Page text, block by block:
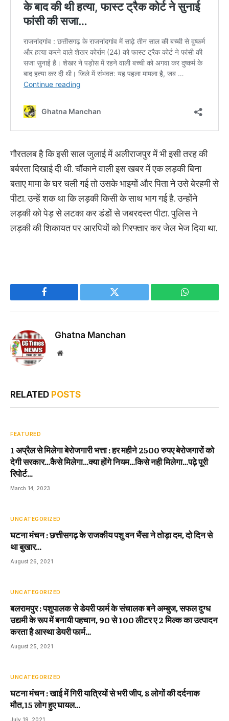
गौरतलब है कि इसी साल जुलाई में अलीराजपुर में भी इसी तरह की
बर्बरता दिखाई दी थी. चौंकाने वाली इस खबर में एक लड़की बिना
बताए मामा के घर चली गई तो उसके भाइयों और पिता ने उसे बेरहमी से
पीटा. उन्हें शक था कि लड़की किसी के साथ भाग गई है. उन्होंने
लड़की को पेड़ से लटका कर डंडों से जबरदस्त पीटा. पुलिस ने
लड़की की शिकायत पर आरपियों को गिरफ्तार कर जेल भेज दिया था.
Facebook Twitter WhatsApp
Ghatna Manchan
Website
RELATED POSTS
FEATURED
1 अप्रैल से मिलेगा बेरोजगारी भत्ता : हर महीने 2500 रुपए बेरोजगारों को
देगी सरकार…कैसे मिलेगा…क्या होंगे नियम…किसे नही मिलेगा…पढ़े पूरी
रिपोर्ट…
March 14, 2023
UNCATEGORIZED
घटना मंचन : छत्तीसगढ़ के राजकीय पशु वन भैंसा ने तोड़ा दम, दो दिन से
था बुखार…
August 26, 2021
UNCATEGORIZED
बलरामपुर : पशुपालक से डेयरी फार्म के संचालक बने अम्बुज, सफल दुग्ध
उद्यमी के रूप में बनायी पहचान, 90 से 100 लीटर ए 2 मिल्क का उत्पादन
करता है आस्था डेयरी फार्म…
August 25, 2021
UNCATEGORIZED
घटना मंचन : खाई में गिरी यात्रियों से भरी जीप, 8 लोगों की दर्दनाक
मौत,15 लोग हुए घायल…
July 19, 2021